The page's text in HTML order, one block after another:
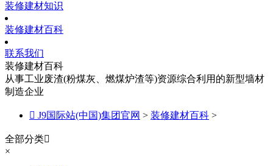
装修建材知识
装修建材百科
联系我们
装修建材百科
从事工业废渣(粉煤灰、燃煤炉渣等)资源综合利用的新型墙材
制造企业
 J9国际站(中国)集团官网 > 装修建材百科 >
全部分类
×